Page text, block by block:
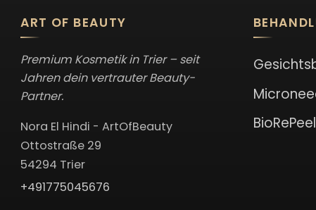
ART OF BEAUTY
Premium Kosmetik in Trier – seit
Jahren dein vertrauter Beauty-
Partner.
Nora El Hindi - ArtOfBeauty
Ottostraße 29
54294 Trier
+491775045676
BioRePeel